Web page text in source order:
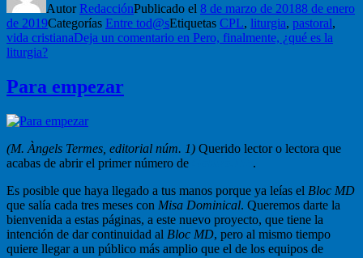
AutorRedacciónPublicado el 8 de marzo de 20188 de enero
de 2019Categorías Entre tod@sEtiquetas CPL, liturgia, pastoral,
vida cristianaDeja un comentario en Pero, finalmente, ¿qué es la
liturgia?
Para empezar
(M. Àngels Termes, editorial núm. 1) Querido lector o lectora que
acabas de abrir el primer número de
.
Es posible que haya llegado a tus manos porque ya leías el Bloc MD
que salía cada tres meses con Misa Dominical. Queremos darte la
bienvenida a estas páginas, a este nuevo proyecto, que tiene la
intención de dar continuidad al Bloc MD, pero al mismo tiempo
quiere llegar a un público más amplio que el de los equipos de